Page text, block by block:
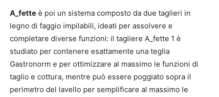
A_fette è poi un sistema composto da due taglieri in
legno di faggio impilabili, ideati per assolvere e
completare diverse funzioni: il tagliere A_fette 1 è
studiato per contenere esattamente una teglia
Gastronorm e per ottimizzare al massimo le funzioni di
taglio e cottura, mentre può essere poggiato sopra il
perimetro del lavello per semplificare al massimo le